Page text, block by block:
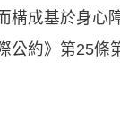
構成基於身心
公約》第25條